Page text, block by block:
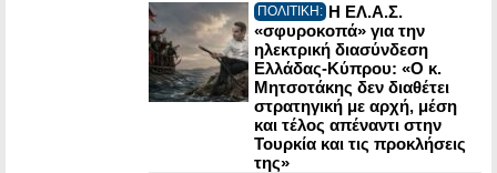
ΠΟΛΙΤΙΚΗ: Η ΕΛ.Α.Σ.
«σφυροκοπά» για την
ηλεκτρική διασύνδεση
Ελλάδας-Κύπρου: «Ο κ.
Μητσοτάκης δεν διαθέτει
στρατηγική με αρχή, μέση
και τέλος απέναντι στην
Τουρκία και τις προκλήσεις
της»